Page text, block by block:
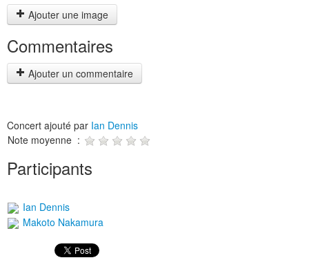
Ajouter une image
Commentaires
Ajouter un commentaire
Concert ajouté par Ian Dennis
Note moyenne :
Participants
Ian Dennis
Makoto Nakamura